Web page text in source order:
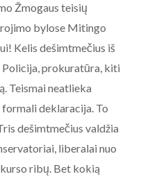
Žmogaus teisių
bylose Mitingo
Kelis dešimtmečius iš
Policija, prokuratūra, kiti
Teismai neatlieka
deklaracija. To
dešimtmečius valdžia
liberalai nuo
ribų. Bet kokią
AKTUALIJOS
BALTARUSIJOS
2020-08-19
palaikymo
prie Baltarusijos
Vilniuje.
2020-08-19